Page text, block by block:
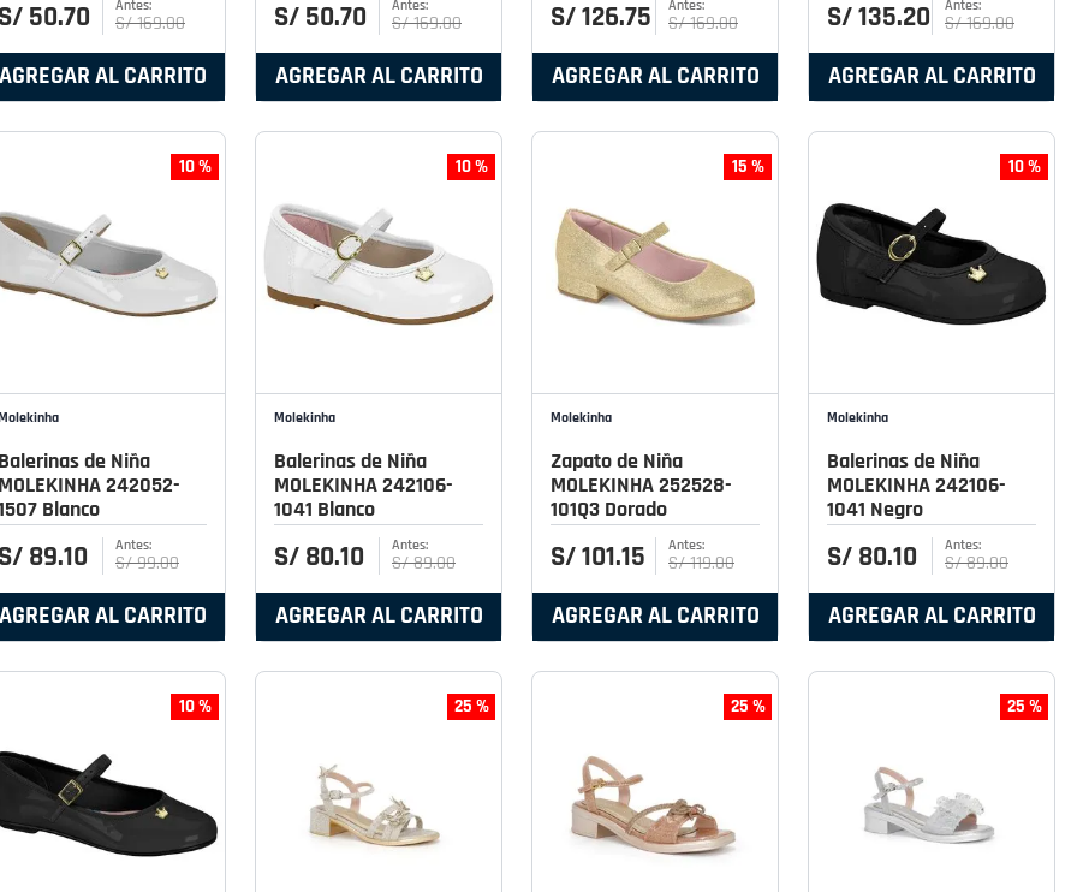
S/ 50.70 S/169.00
AGREGAR AL CARRITO
S/ 50.70 S/169.00
AGREGAR AL CARRITO
S/126.75 S/169.00
AGREGAR AL CARRITO
S/135.20 S/169.00
AGREGAR AL CARRITO
10 %
Balerinas de Niña
MOLEKINHA 242052-
Blanco
S/ 89.10 S/99.00
AGREGAR AL CARRITO
10 %
Molekinha
Balerinas de Niña
MOLEKINHA 242106-
1041 Blanco
S/ 80.10 S/89.00
AGREGAR AL CARRITO
15 %
Molekinha
Zapato de Niña
MOLEKINHA 252528-
101Q3 Dorado
S/101.15 S/119.00
AGREGAR AL CARRITO
10 %
Molekinha
Balerinas de Niña
MOLEKINHA 242106-
1041 Negro
S/ 80.10 S/89.00
AGREGAR AL CARRITO
10 % 25 % 25 % 25 %